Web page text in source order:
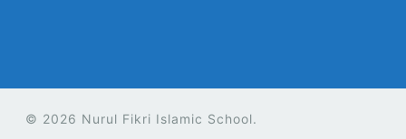
© 2026 Nurul Fikri Islamic School.